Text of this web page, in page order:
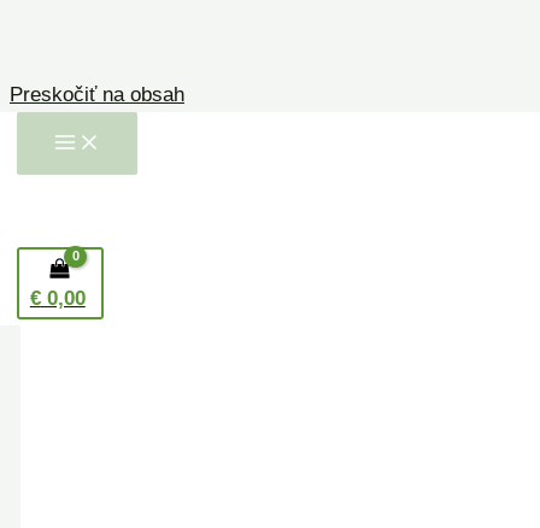
Preskočiť na obsah
€0,00